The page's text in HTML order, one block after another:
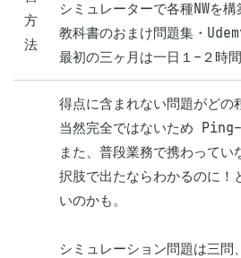
方
法
シミュレーターで各種NWを
教科書のおまけ問題集・
最初の三ヶ月は一日１-２時
得点に含まれない問題がど
当然完全ではないため
また、普段業務で携わって
択肢で出たならわかるのに！
いのかも。
シミュレーション問題は三